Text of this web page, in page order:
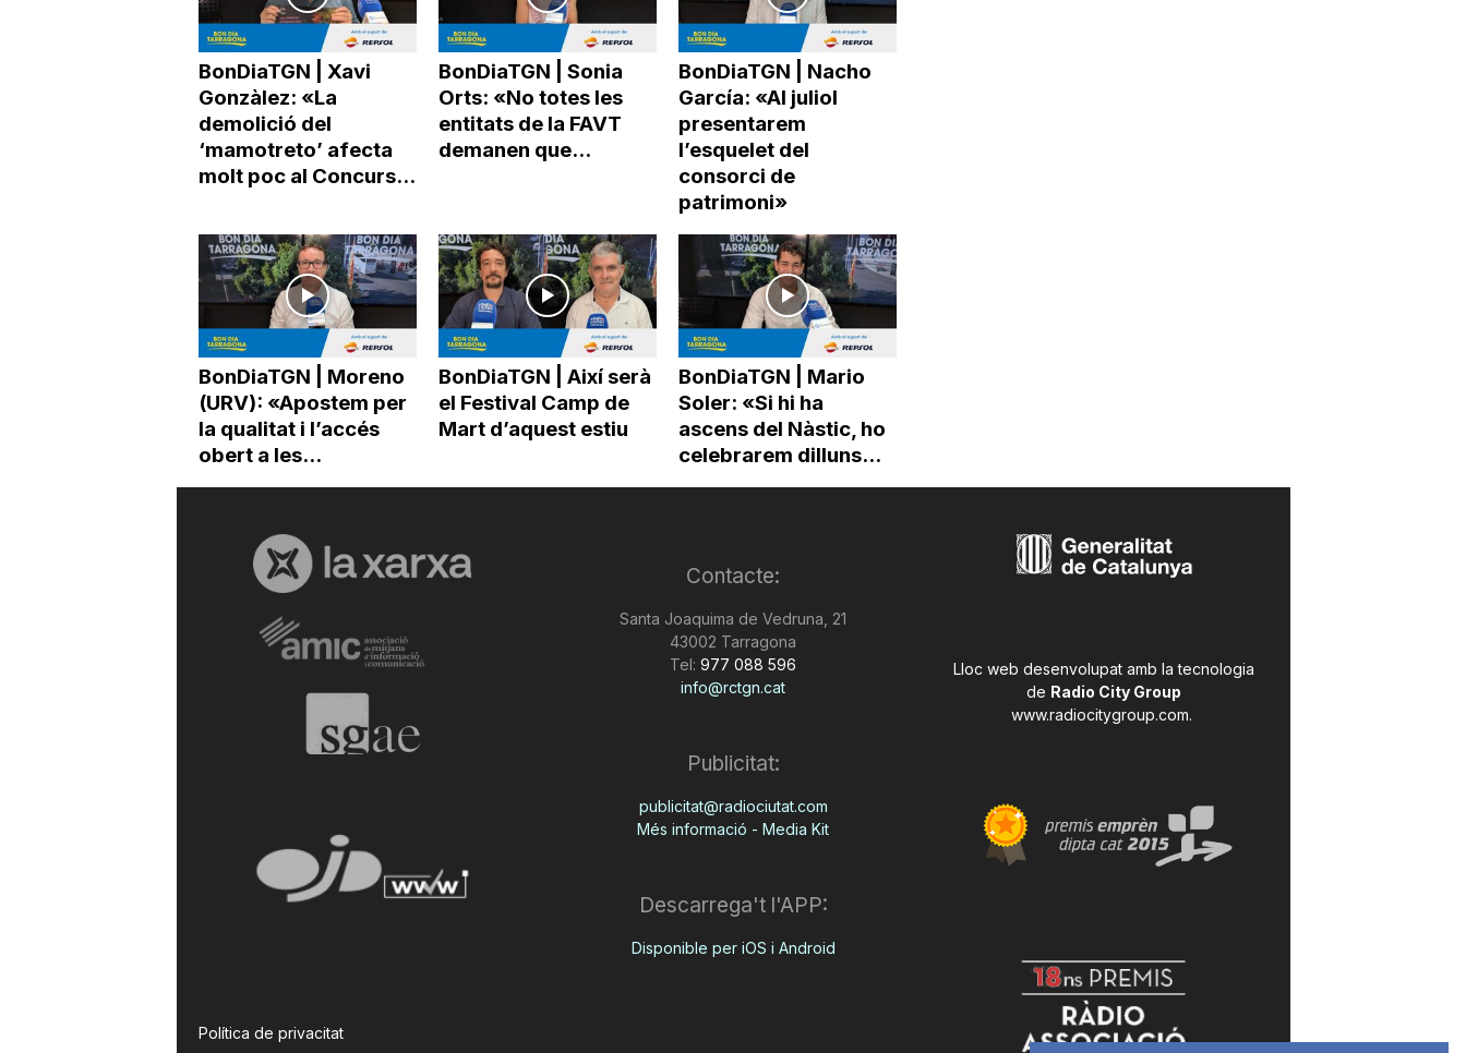
BonDiaTGN | Xavi
Gonzàlez: «La
demolició del
‘mamotreto’ afecta
molt poc al Concurs...
BonDiaTGN | Sonia
Orts: «No totes les
entitats de la FAVT
demanen que...
BonDiaTGN | Nacho
García: «Al juliol
presentarem
l’esquelet del
consorci de
patrimoni»
BonDiaTGN | Moreno
(URV): «Apostem per
la qualitat i l’accés
obert a les...
BonDiaTGN | Així serà
el Festival Camp de
Mart d’aquest estiu
BonDiaTGN | Mario
Soler: «Si hi ha
ascens del Nàstic, ho
celebrarem dilluns...
Política de privacitat
Contacte:
Santa Joaquima de Vedruna, 21
43002 Tarragona
Tel: 977 088 596
info@rctgn.cat
Publicitat:
publicitat@radiociutat.com
Més informació - Media Kit
Descarrega't l'APP:
Disponible per iOS i Android
Lloc web desenvolupat amb la tecnologia
de Radio City Group
www.radiocitygroup.com.